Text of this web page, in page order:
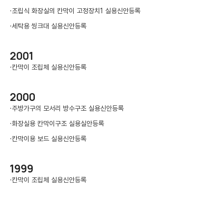
·조립식 화장실의 칸막이 고정장치1 실용신안등록
·세탁용 씽크대 실용신안등록
2001
·칸막이 조립체 실용신안등록
2000
·주방가구의 모서리 방수구조 실용신안등록
·화장실용 칸막이구조 실용실안등록
·칸막이용 보드 실용신안등록
1999
·칸막이 조립체 실용신안등록